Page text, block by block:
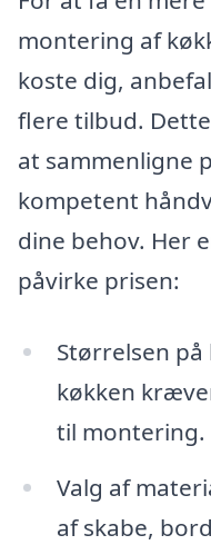
montering af
koste dig,
flere tilbud.
at sammenligne
kompetent
dine behov. Her
påvirke prisen:
Størrelsen
køkken
til montering.
Valg af
af skabe,